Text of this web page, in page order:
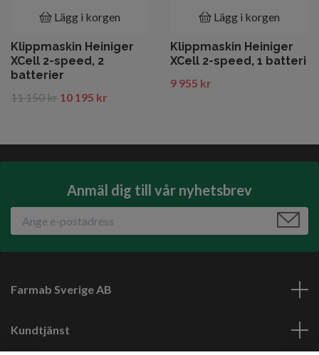
Lägg i korgen
Klippmaskin Heiniger
XCell 2-speed, 2
batterier
11 150 kr 10 195 kr
Lägg i korgen
Klippmaskin Heiniger
XCell 2-speed, 1 batteri
9 955 kr
Anmäl dig till vår nyhetsbrev
Farmab Sverige AB
Kundtjänst